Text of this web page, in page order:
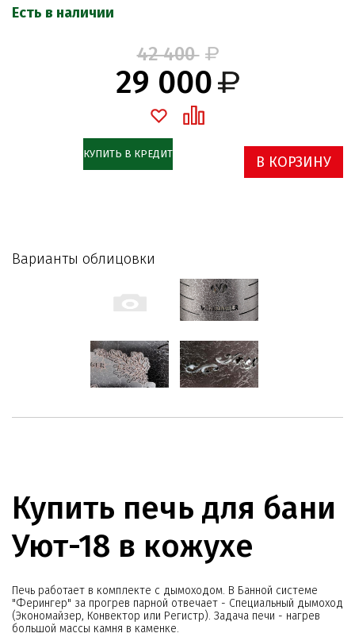
Есть в наличии
42 400
29 000
КУПИТЬ В КРЕДИТ В КОРЗИНУ
Варианты облицовки
Купить печь для бани
Уют-18 в кожухе
Печь работает в комплекте с дымоходом. В Банной системе
"Ферингер" за прогрев парной отвечает - Специальный дымоход
(Экономайзер, Конвектор или Регистр). Задача печи - нагрев
большой массы камня в каменке.